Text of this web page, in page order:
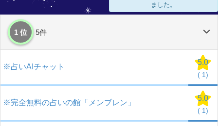
ました。
1 位 5件
※占いAIチャット
5.0
( 1)
※完全無料の占いの館「メンブレン」
5.0
( 1)